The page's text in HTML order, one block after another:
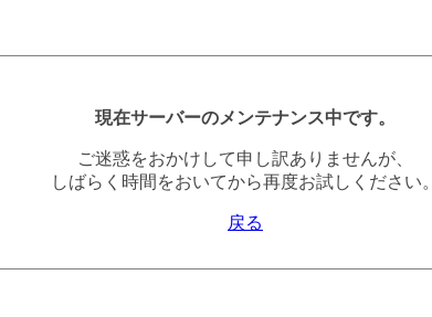
現在サーバーのメンテナンス中です。
ご迷惑をおかけして申し訳ありませんが、
しばらく時間をおいてから再度お試しください。
戻る